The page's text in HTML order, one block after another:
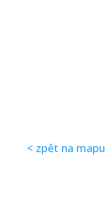
< zpět na mapu